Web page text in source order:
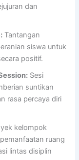
dan
Tantangan
siswa untuk
positif.
Sesi
suntikan
rasa percaya diri
kelompok
ruang
lintas disiplin